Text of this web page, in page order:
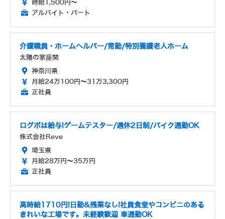
時給1,500円～
アルバイト・パート
介護職員・ホームヘルパー/常勤/特別養護老人ホーム
太陽の家座間
神奈川県
月給24万100円～31万3,300円
正社員
ログボは給与!ゲームテスター/週休2日制/バイク通勤OK
株式会社Reve
埼玉県
月給28万円～35万円
正社員
高時給1710円!日勤&残業なし!社員食堂やコンビニのある
きれいな工場です。未経験歓迎 車通勤OK